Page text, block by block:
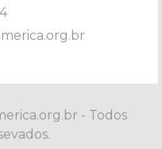
- Todos